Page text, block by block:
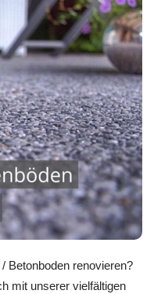
Betonboden renovieren?
mit unserer vielfältigen